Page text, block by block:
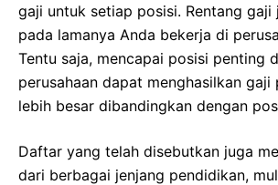
gaji untuk setiap posisi. Rentang gaji
pada lamanya Anda bekerja di
Tentu saja, mencapai posisi penting
perusahaan dapat menghasilkan gaji
lebih besar dibandingkan dengan
Daftar yang telah disebutkan juga
dari berbagai jenjang pendidikan,